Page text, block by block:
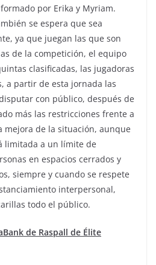
por Erika y Myriam.
se espera que sea
ya que juegan las que son
de la competición, el equipo
clasificadas, las jugadoras
a partir de esta jornada las
con público, después de
más las restricciones frente a
mejora de la situación, aunque
limitada a un límite de
en espacios cerrados y
siempre y cuando se respete
interpersonal,
todo el público.
de Raspall de Élite